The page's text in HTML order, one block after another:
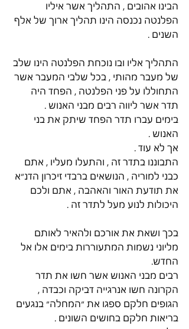
הבינו אהובים , התהליך אשר איליו
הפלנטה נכנסה הינו תהליך ארוך של אלף
השנים .
התהליך אליו ובו נוכחת הפלנטה הינו שלב
של מעבר מהותי , בכל שלבי המעבר אשר
התחוללו על פני הפלנטה , הפחד היה
תדר אשר ליווה רבים מבני האנוש .
בימים עברו תדר הפחד שיתק את בני
האנוש .
אך לא עוד .
התבוננו בתדר זה , והתעלו מעליו , אתם
כבני למוריה , הנושאים ברבדי זיכרון הדנ״א
את תודעת האור והאהבה , אתם ולכם
היכולות לנוע מעל לתדר זה .
בכך ושאת את אורכם ולהאיר לאותם
מליוני נשמות המתעוררות בימים אלו אל
החדש.
רבים מבני האנוש אשר חשו את תדר
הקרונה חשו אנרגייה דביקה וכבדה ,
הגופים חלקם ספגו את ״המחלה״ בנגעים
בריאות חלקם בחושים השונים .